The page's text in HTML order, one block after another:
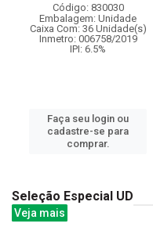
Código: 830030
Embalagem: Unidade
Caixa Com: 36 Unidade(s)
Inmetro: 006758/2019
IPI: 6.5%
Faça seu login ou
cadastre-se para
comprar.
Seleção Especial UD
Veja mais